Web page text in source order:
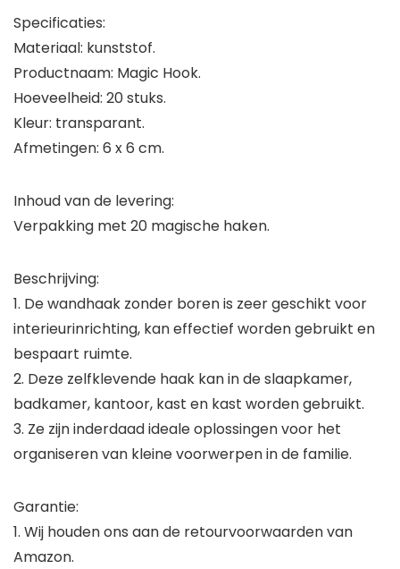
Specificaties:
Materiaal: kunststof.
Productnaam: Magic Hook.
Hoeveelheid: 20 stuks.
Kleur: transparant.
Afmetingen: 6 x 6 cm.
Inhoud van de levering:
Verpakking met 20 magische haken.
Beschrijving:
1. De wandhaak zonder boren is zeer geschikt voor
interieurinrichting, kan effectief worden gebruikt en
bespaart ruimte.
2. Deze zelfklevende haak kan in de slaapkamer,
badkamer, kantoor, kast en kast worden gebruikt.
3. Ze zijn inderdaad ideale oplossingen voor het
organiseren van kleine voorwerpen in de familie.
Garantie:
1. Wij houden ons aan de retourvoorwaarden van
Amazon.